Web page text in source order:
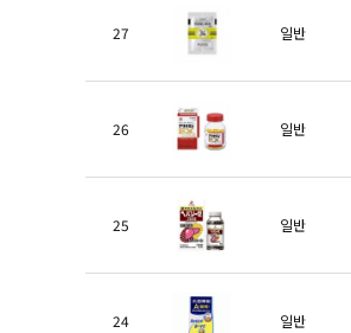
27 일반
26 일반
25 일반
24 일반